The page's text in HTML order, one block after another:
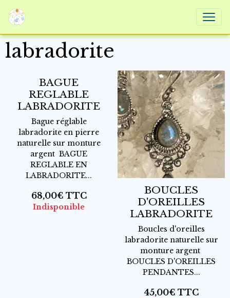
labradorite
BAGUE
REGLABLE
LABRADORITE
Bague réglable
labradorite en pierre
naturelle sur monture
argent BAGUE
REGLABLE EN
LABRADORITE...
68,00€ TTC
Indisponible
BOUCLES
D'OREILLES
LABRADORITE
Boucles d'oreilles
labradorite naturelle sur
monture argent
BOUCLES D'OREILLES
PENDANTES...
45,00€ TTC